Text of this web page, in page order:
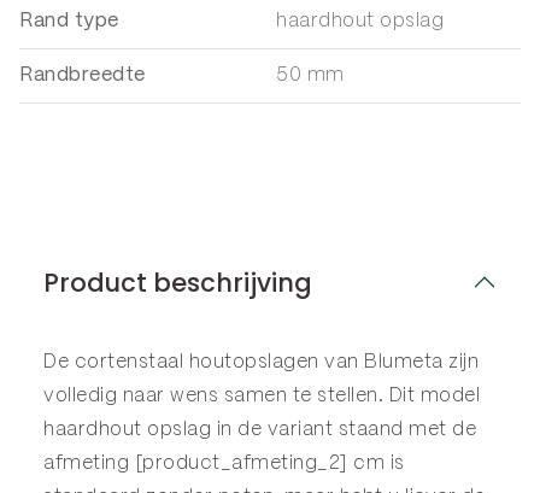
Rand type haardhout opslag
Randbreedte 50 mm
Product beschrijving
De cortenstaal houtopslagen van Blumeta zijn
volledig naar wens samen te stellen. Dit model
haardhout opslag in de variant staand met de
afmeting [product_afmeting_2] cm is